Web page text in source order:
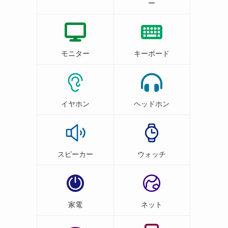
ー
モニター キーボード
イヤホン ヘッドホン
スピーカー ウォッチ
家電 ネット